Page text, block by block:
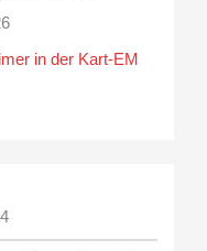
in der Kart-EM